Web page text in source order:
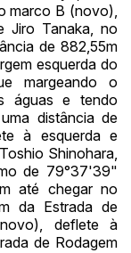
marco B (novo),
Jiro Tanaka, no
de 882,55m
esquerda do
margeando o
águas e tendo
distância de
à esquerda e
Shinohara,
de 79°37'39"
até chegar no
da Estrada de
deflete à
de Rodagem
Valor
R$ 1,00
R$ 1,00
R$ 1,00